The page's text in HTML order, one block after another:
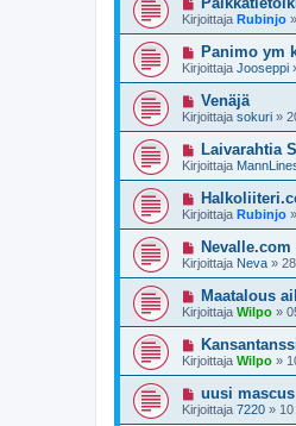
Kirjoittaja Rubinjo »
Panimo ym
Kirjoittaja Jooseppi
Venäjä
Kirjoittaja sokuri »
Laivarahtia
Kirjoittaja
Kirjoittaja Rubinjo »
Kirjoittaja Neva »
Maatalous
Kirjoittaja Wilpo »
Kirjoittaja Wilpo »
uusi mascus
Kirjoittaja 7220 »